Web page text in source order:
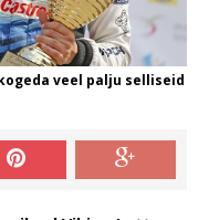
veel palju selliseid